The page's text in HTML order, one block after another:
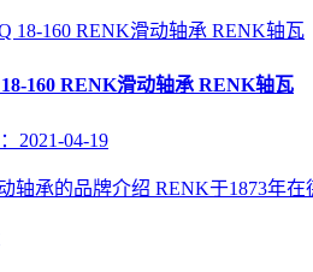
160 RENK滑动轴承 RENK轴瓦
2021-04-19
轴承的品牌介绍 RENK于1873年